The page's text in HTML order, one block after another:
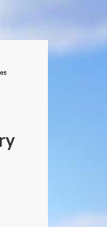
/
Canada